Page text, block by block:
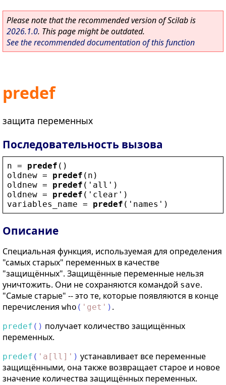
Please note that the recommended version of Scilab is
2026.1.0. This page might be outdated.
See the recommended documentation of this function
predef
защита переменных
Последовательность вызова
n = predef ()
oldnew = predef ( n )
oldnew = predef ( ' all ' )
oldnew = predef ( ' clear ' )
variables_name = predef ( ' names ' )
Описание
Специальная функция, используемая для определения
"самых старых" переменных в качестве
"защищённых". Защищённые переменные нельзя
уничтожить. Они не сохраняются командой save.
"Самые старые" -- это те, которые появляются в конце
перечисления who ( ' get ' ) .
predef ( ) получает количество защищённых
переменных.
predef ( ' a[ll] ' ) устанавливает все переменные
защищёнными, она также возвращает старое и новое
значение количества защищённых переменных.